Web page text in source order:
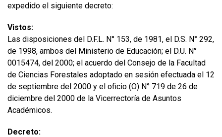
expedido el siguiente decreto:
Vistos:
Las disposiciones del D.F.L. N° 153, de 1981, el D.S. N° 292,
de 1998, ambos del Ministerio de Educación; el D.U. N°
0015474, del 2000; el acuerdo del Consejo de la Facultad
de Ciencias Forestales adoptado en sesión efectuada el 12
de septiembre del 2000 y el oficio (O) N° 719 de 26 de
diciembre del 2000 de la Vicerrectoría de Asuntos
Académicos.
Decreto: